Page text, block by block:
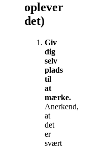
oplever
det)
Giv
dig
selv
plads
til
at
mærke.
Anerkend,
at
det
er
svært